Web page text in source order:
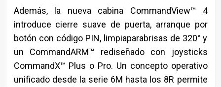
Además, la nueva cabina CommandView™ 4
introduce cierre suave de puerta, arranque por
botón con código PIN, limpiaparabrisas de 320° y
un CommandARM™ rediseñado con joysticks
CommandX™ Plus o Pro. Un concepto operativo
unificado desde la serie 6M hasta los 8R permite